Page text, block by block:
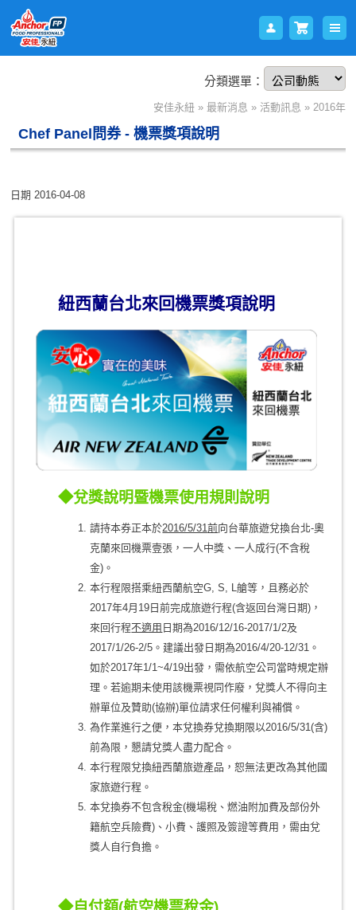
分類選單：
安佳永紐» 最新消息 » 活動訊息 » 2016年
Chef Panel問券 - 機票獎項說明
日期2016-04-08
紐西蘭台北來回機票獎項說明
◆​兌獎說明暨機票使用規則說明
請持本券正本於2016/5/31前向台華旅遊兌換台北-奧
克蘭來回機票壹張，一人中獎、一人成行(不含稅
金)。
本行程限搭乘紐西蘭航空G, S, L艙等，且務必於
2017年4月19日前完成旅遊行程(含返回台灣日期)，
來回行程不適用 日期為2016/12/16-2017/1/2及
2017/1/26-2/5。建議出發日期為2016/4/20-12/31。
如於2017年1/1~4/19出發，需依航空公司當時規定辦
理。若逾期未使用該機票視同作廢，兌獎人不得向主
辦單位及贊助(協辦)單位請求任何權利與補償。
為作業進行之便，本兌換券兌換期限以2016/5/31(含)
前為限，懇請兌獎人盡力配合。
本行程限兌換紐西蘭旅遊產品，恕無法更改為其他國
家旅遊行程。
本兌換券不包含稅金(機場稅、燃油附加費及部份外
籍航空兵險費)、小費、護照及簽證等費用，需由兌
獎人自行負擔。